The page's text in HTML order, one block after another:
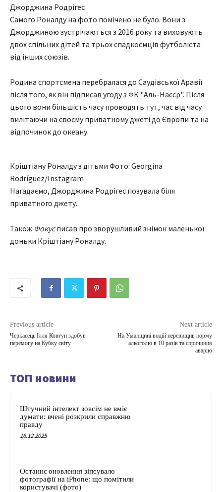
Джорджина Родрігес
Самого Роналду на фото помічено не було. Вони з
Джорджиною зустрічаються з 2016 року та виховують
двох спільних дітей та трьох спадкоємців футболіста
від інших союзів.
Родина спортсмена перебралася до Саудівської Аравії
після того, як він підписав угоду з ФК "Аль-Насср". Після
цього вони більшість часу проводять тут, час від часу
вилітаючи на своєму приватному джеті до Європи та на
відпочинок до океану.
Кріштіану Роналду з дітьми Фото: Georgina
Rodríguez/Instagram
Нагадаємо, Джорджина Родрігес позувала біля
приватного джету.
Також Фокусписав про зворушливий знімок маленької
доньки Кріштіану Роналду.
Previous article
Черкасець Ілля Ковтун здобув
перемогу на Кубку світу
Next article
На Уманщині водій перевищив норму
алкоголю в 10 разів та спричинив
аварію
ТОП новини
Штучний інтелект зовсім не вміє
думати: вчені розкрили справжню
правду
16.12.2025
Останнє оновлення зіпсувало
фотографії на iPhone: що помітили
користувачі (фото)